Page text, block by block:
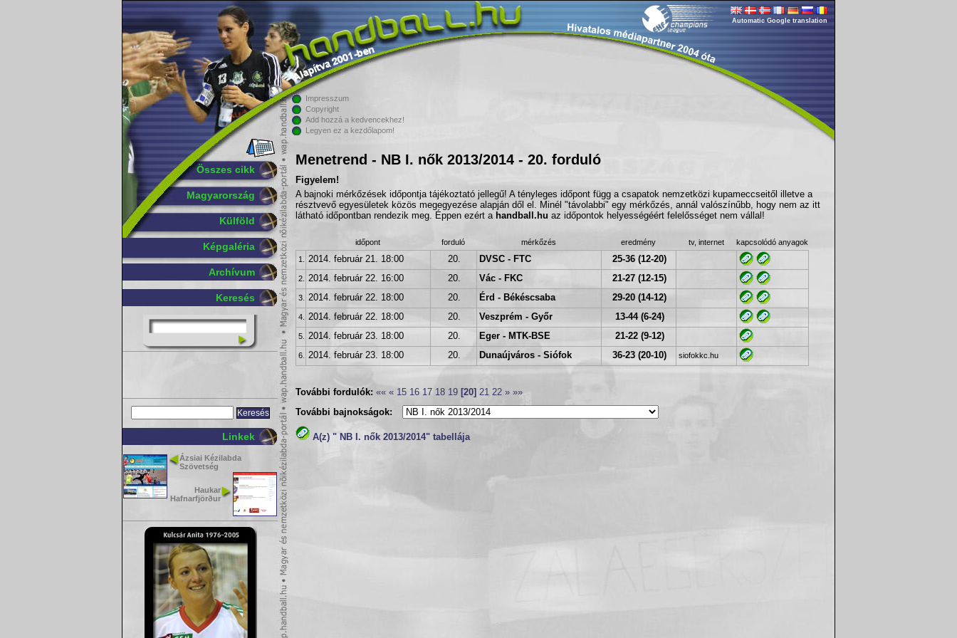
Összes cikk
Magyarország
Külföld
Képgaléria
Archívum
Keresés
Linkek
Ázsiai Kézilabda
Szövetség
Haukar
Hafnarfjörður
Automatic Google translation
Impresszum
Copyright
Add hozzá a kedvencekhez!
Legyen ez a kezdőlapom!
Menetrend - NB I. nők 2013/2014 - 20. forduló
Figyelem!
A bajnoki mérkőzések időpontja tájékoztató jellegű! A tényleges időpont függ a csapatok nemzetközi kupameccseitől illetve a
résztvevő egyesületek közös megegyezése alapján dől el. Minél "távolabbi" egy mérkőzés, annál valószínűbb, hogy nem az itt
látható időpontban rendezik meg. Éppen ezért a handball.hu az időpontok helyességéért felelősséget nem vállal!
időpont forduló mérkőzés eredmény tv, internet
kapcsolódó anyagok
1.
2014. február 21. 18:00 20. DVSC - FTC 25-36 (12-20)
2. 2014. február 22. 16:00 20. Vác - FKC 21-27 (12-15)
3. 2014. február 22. 18:00 20. Érd - Békéscsaba 29-20 (14-12)
4. 2014. február 22. 18:00 20. Veszprém - Győr 13-44 (6-24)
5. 2014. február 23. 18:00 20. Eger - MTK-BSE 21-22 (9-12)
6. 2014. február 23. 18:00 20. Dunaújváros - Siófok 36-23 (20-10) siofokkc.hu
További fordulók: «« « 15 16 17 18 19 [20] 21 22 » »»
További bajnokságok:
A(z) " NB I. nők 2013/2014" tabellája